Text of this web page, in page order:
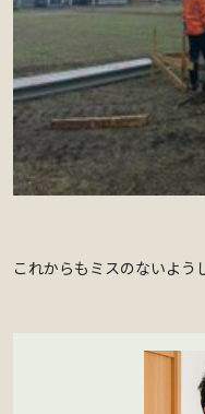
これからもミスのないよう